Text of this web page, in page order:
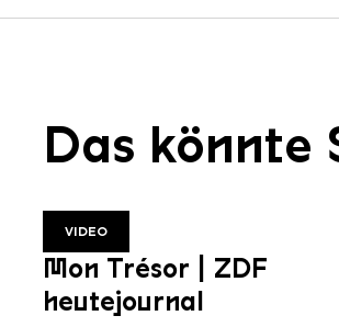
Das könnte
VIDEO
Mon Trésor | ZDF
heutejournal